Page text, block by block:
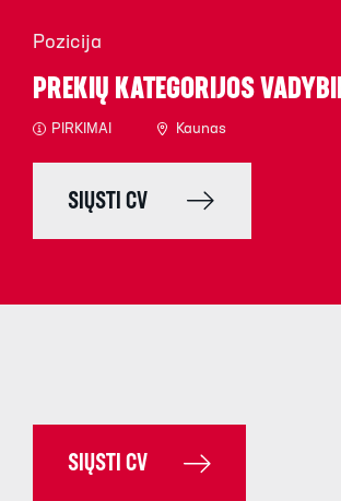
Pozicija
PREKIŲ KATEGORIJOS
PIRKIMAI Kaunas
SIŲSTI CV
SIŲSTI CV